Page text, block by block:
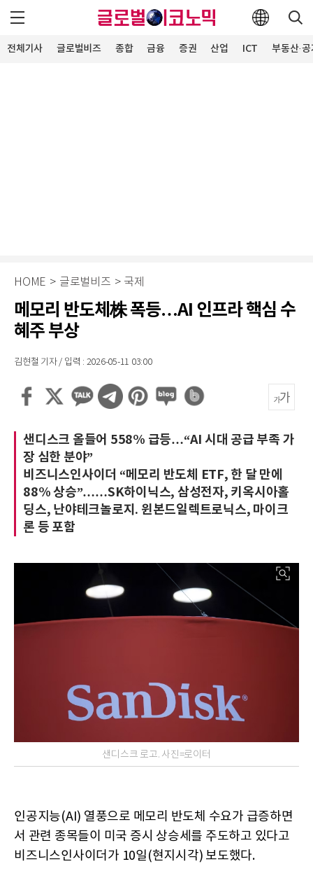
전체기사 글로벌비즈 종합 금융 증권 산업 ICT 부동산·
HOME > 글로벌비즈 > 국제
메모리 반도체株 폭등…AI 인프라 핵심 수
혜주 부상
김현철 기자 / 입력 : 2026-05-11 03:00
샌디스크 올들어 558% 급등…“AI 시대 공급 부족 가
장 심한 분야”
비즈니스인사이더 “메모리 반도체 ETF, 한 달 만에
88% 상승”……SK하이닉스, 삼성전자, 키옥시아홀
딩스, 난야테크놀로지. 윈본드일렉트로닉스, 마이크
론 등 포함
샌디스크 로고. 사진=로이터
인공지능(AI) 열풍으로 메모리 반도체 수요가 급증하면
서 관련 종목들이 미국 증시 상승세를 주도하고 있다고
비즈니스인사이더가 10일(현지시각) 보도했다.